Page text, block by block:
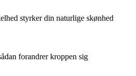
styrker din naturlige skønhed
forandrer kroppen sig